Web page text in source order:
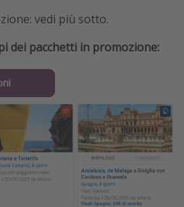
vedi più sotto.
dei pacchetti in promozione: